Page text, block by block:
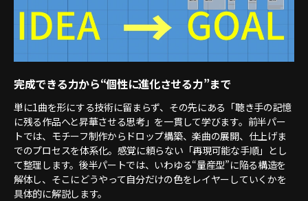
完成できる力から“個性に進化させる力”まで
単に1曲を形にする技術に留まらず、その先にある「聴き手の記憶
に残る作品へと昇華させる思考」を一貫して学びます。前半パー
トでは、モチーフ制作からドロップ構築、楽曲の展開、仕上げま
でのプロセスを体系化。感覚に頼らない「再現可能な手順」とし
て整理します。後半パートでは、いわゆる“量産型”に陥る構造を
解体し、そこにどうやって自分だけの色をレイヤーしていくかを
具体的に解説します。